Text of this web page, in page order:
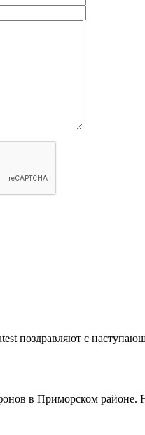
поздравляют с
в Приморском районе.